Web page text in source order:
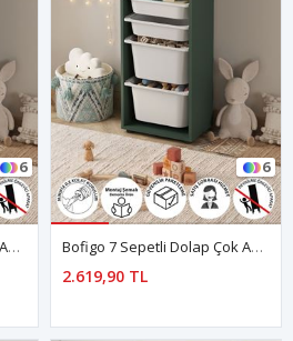
6
Bofigo 7 Sepetli Dolap Çok Amaçlı Dolap Oyuncak Dolabı Pera Mavi
6
Bofigo 7 Sepetli Dolap Çok Amaçlı Dolap Oyuncak Dolabı Pera Yeşil
2.619,90 TL